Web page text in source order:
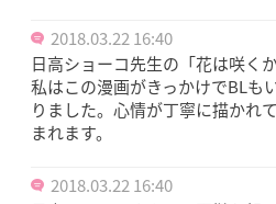
2018.03.22 16:40
日高ショーコ先生の「花は咲くか
私はこの漫画がきっかけでBLも
りました。心情が丁寧に描かれ
まれます。
2018.03.22 16:40